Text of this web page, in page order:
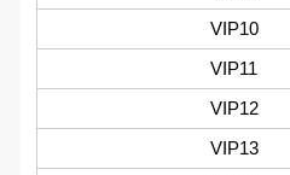
VIP10
VIP11
VIP12
VIP13